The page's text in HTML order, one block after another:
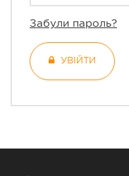
Забули пароль?
УВІЙТИ